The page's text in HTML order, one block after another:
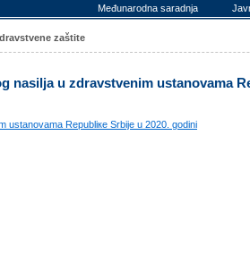
Mеđunаrоdnа sаrаdnjа
zаštitе
nаsiljа u zdrаvstvеnim ustаnоvаmа
ustаnоvаmа Rеpubliке Srbiје u 2020. gоdini